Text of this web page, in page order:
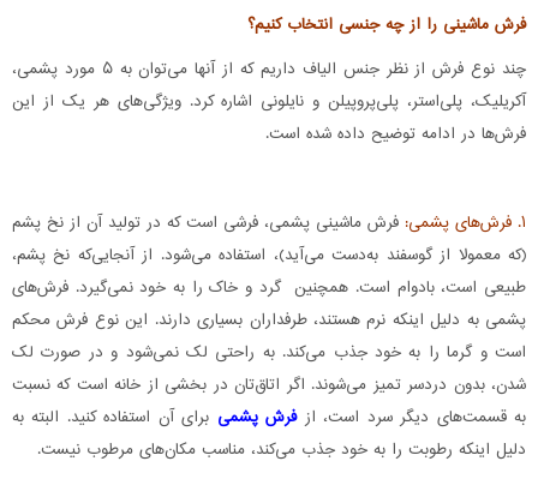
فرش ماشینی‌ را از چه جنسی انتخاب کنیم؟
چند نوع فرش از نظر جنس الیاف داریم که از آنها می‌توان به ۵ مورد پشمی،
آکریلیک، پلی‌استر، پلی‌پروپیلن و نایلونی اشاره کرد. ویژگی‌های هر یک از این
فرش‌ها در ادامه توضیح داده شده است.
۱. فرش‌های پشمی:
فرش ماشینی پشمی، فرشی است که در تولید آن از نخ پشم
(که معمولا از گوسفند به‌دست می‌آید)، استفاده می‌شود. از آنجایی‌که نخ پشم،
طبیعی است، بادوام است. همچنین گرد و خاک را به خود نمی‌گیرد. فرش‌های
پشمی به دلیل اینکه نرم هستند، طرفداران بسیاری دارند. این نوع فرش محکم
است و گرما را به خود جذب می‌کند. به راحتی لک نمی‌شود و در صورت لک
شدن، بدون دردسر تمیز می‌شوند. اگر اتاق‌تان در بخشی از خانه است که نسبت
به قسمت‌های دیگر سرد است، ازفرش پشمی برای آن استفاده کنید. البته به
دلیل اینکه رطوبت را به خود جذب می‌کند، مناسب مکان‌های مرطوب نیست.